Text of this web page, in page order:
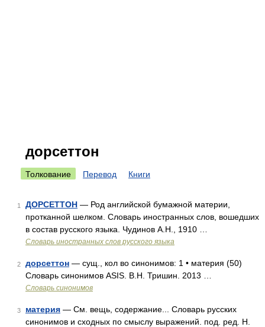
дорсеттон
Толкование Перевод Книги
1 ДОРСЕТТОН — Род английской бумажной материи,
протканной шелком. Словарь иностранных слов, вошедших
в состав русского языка. Чудинов А.Н., 1910 …
Словарь иностранных слов русского языка
2 дорсеттон — сущ., кол во синонимов: 1 • материя (50)
Словарь синонимов ASIS. В.Н. Тришин. 2013 …
Словарь синонимов
3 материя — См. вещь, содержание... Словарь русских
синонимов и сходных по смыслу выражений. под. ред. Н.